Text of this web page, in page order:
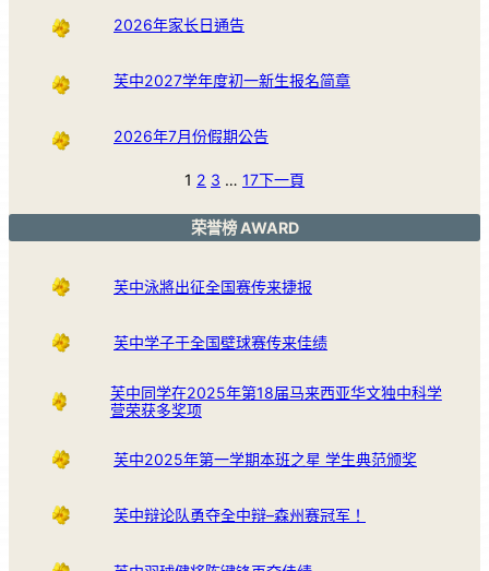
2026年家长日通告
芙中2027学年度初一新生报名简章
2026年7月份假期公告
1 2 3 … 17下一頁
荣誉榜 AWARD
芙中泳將出征全国赛传来捷报
芙中学子于全国壁球赛传来佳绩
芙中同学在2025年第18届马来西亚华文独中科学
营荣获多奖项
芙中2025年第一学期本班之星 学生典范颁奖
芙中辩论队勇夺全中辩–森州赛冠军！